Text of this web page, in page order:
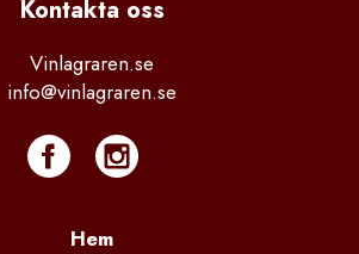
Kontakta oss
Vinlagraren.se
info@vinlagraren.se
Hem